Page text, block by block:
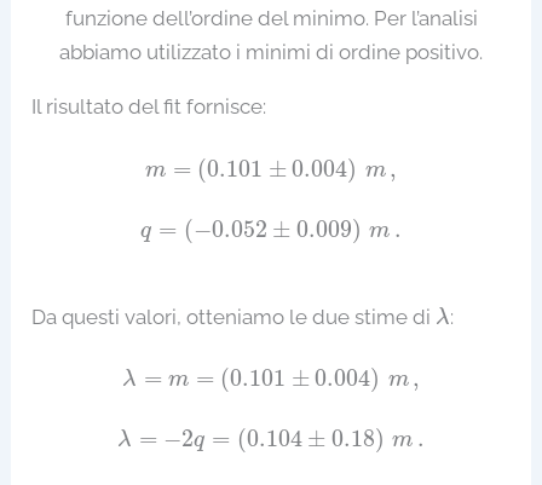
funzione dell’ordine del minimo. Per l’analisi
abbiamo utilizzato i minimi di ordine positivo.
Il risultato del fit fornisce:
m = (0.101 ± 0.004) m ,
=(0.101 0.004 )m
q = (−0.052 ± 0.009) m .
=( 0.052 0.009)m.
Da questi valori, otteniamo le due stime di λ
λ :
λ = m = (0.101 ± 0.004) m ,
λ=m 0.101± 0.004)m,
λ = −2q = (0.104 ± 0.18) m .
−2 0.104± 0.18 )m.